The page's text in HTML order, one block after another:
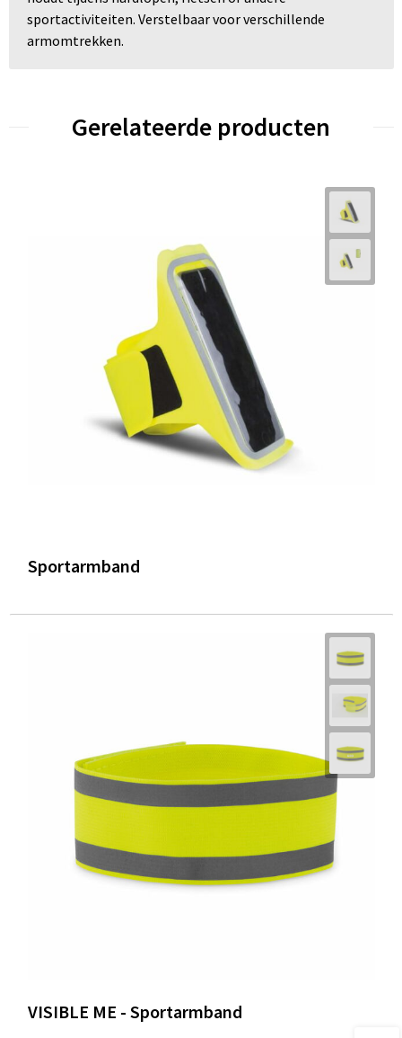
sportactiviteiten. Verstelbaar voor verschillende
armomtrekken.
Gerelateerde producten
Sportarmband
VISIBLE ME - Sportarmband